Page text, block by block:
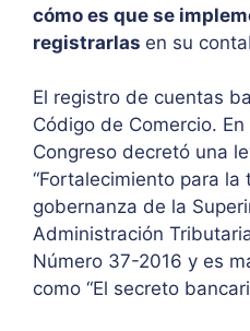
cómo es que se
registrarlas en su
El registro de cuentas
Código de Comercio.
Congreso decretó una
“Fortalecimiento para
gobernanza de la
Administración
Número 37-2016 y es
como “El secreto